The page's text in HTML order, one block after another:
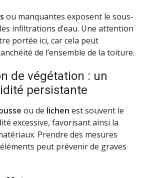
ou manquantes exposent le sous-
infiltrations d’eau. Une attention
portée ici, car cela peut
de l’ensemble de la toiture.
de végétation : un
persistante
ou de lichen est souvent le
excessive, favorisant ainsi la
Prendre des mesures
peut prévenir de graves